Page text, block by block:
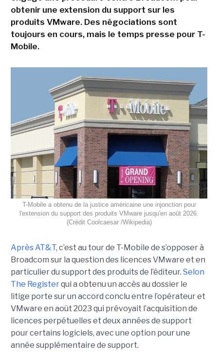
obtenir une extension du support sur les
produits VMware. Des négociations sont
toujours en cours, mais le temps presse pour T-
Mobile.
T-Mobile a obtenu de la justice américaine une injonction pour
l'extension du support des produits VMware jusqu'en août 2026.
(Crédit Coolcaesar /Wikipedia)
Après AT&T, c’est au tour de T-Mobile de s’opposer à
Broadcom sur la question des licences VMware et en
particulier du support des produits de l’éditeur. Selon
The Registerqui a obtenu un accès au dossier le
litige porte sur un accord conclu entre l’opérateur et
VMware en août 2023 qui prévoyait l’acquisition de
licences perpétuelles et deux années de support
pour certains logiciels, avec une option pour une
année supplémentaire de support.